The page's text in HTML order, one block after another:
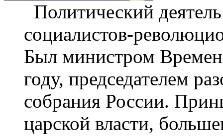
Политический
социалистов-
Был министром
году, председателем
собрания России.
царской власти,